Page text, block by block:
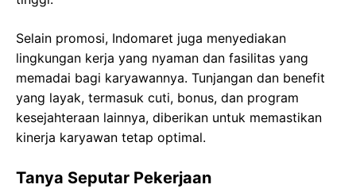
Selain promosi, Indomaret juga menyediakan
lingkungan kerja yang nyaman dan fasilitas yang
memadai bagi karyawannya. Tunjangan dan benefit
yang layak, termasuk cuti, bonus, dan program
kesejahteraan lainnya, diberikan untuk memastikan
kinerja karyawan tetap optimal.
Tanya Seputar Pekerjaan